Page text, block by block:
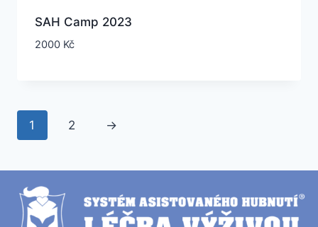
SAH Camp 2023
2000 Kč
1 2 →